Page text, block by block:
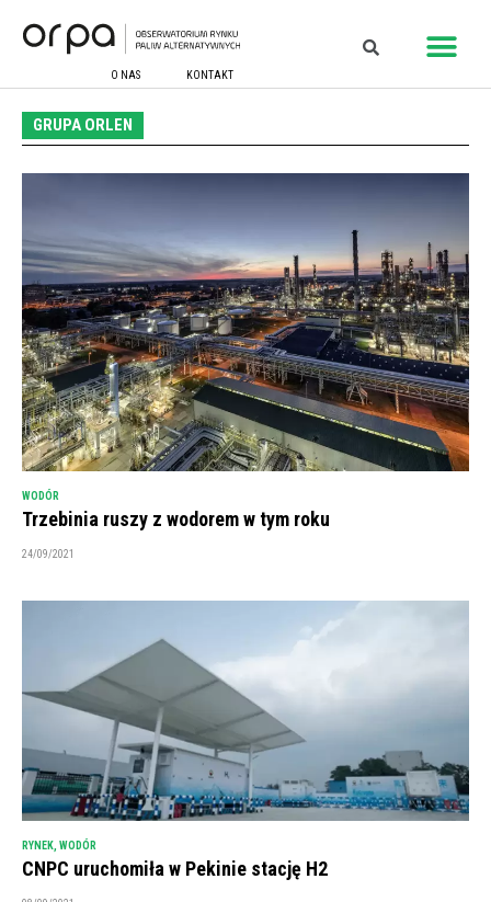
O NAS KONTAKT
GRUPA ORLEN
WODÓR
Trzebinia ruszy z wodorem w tym roku
24/09/2021
RYNEK, WODÓR
CNPC uruchomiła w Pekinie stację H2